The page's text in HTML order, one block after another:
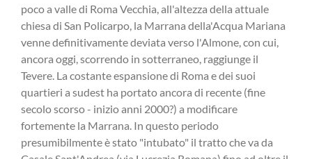
poco a valle di Roma Vecchia, all'altezza della attuale
chiesa di San Policarpo, la Marrana della'Acqua Mariana
venne definitivamente deviata verso l'Almone, con cui,
ancora oggi, scorrendo in sotterraneo, raggiunge il
Tevere. La costante espansione di Roma e dei suoi
quartieri a sudest ha portato ancora di recente (fine
secolo scorso - inizio anni 2000?) a modificare
fortemente la Marrana. In questo periodo
presumibilmente è stato "intubato" il tratto che va da